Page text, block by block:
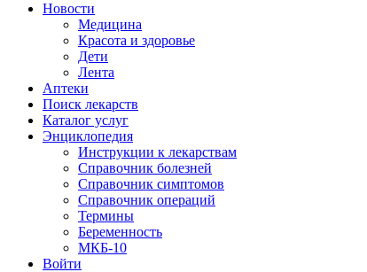
Новости
Медицина
Красота и здоровье
Дети
Лента
Аптеки
Поиск лекарств
Каталог услуг
Энциклопедия
Инструкции к лекарствам
Справочник болезней
Справочник симптомов
Справочник операций
Термины
Беременность
МКБ-10
Войти